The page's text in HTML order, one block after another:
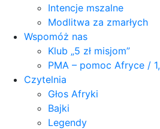
Intencje mszalne
Modlitwa za zmarłych
Wspomóż nas
Klub „5 zł misjom”
PMA – pomoc Afryce /
Czytelnia
Głos Afryki
Bajki
Legendy